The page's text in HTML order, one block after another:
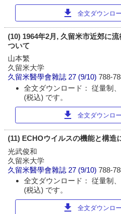
download 全文ダウンロ
(10) 1964年2月, 久留米市近郊に
ついて
山本繁
久留米大学
久留米醫學會雜誌 27 (9/10)788-
全文ダウンロード： 従量制
(税込) です。
download 全文ダウンロ
(11) ECHOウイルスの機能と構造
光武俊和
久留米大学
久留米醫學會雜誌 27 (9/10)788-
全文ダウンロード： 従量制
(税込) です。
download 全文ダウンロ